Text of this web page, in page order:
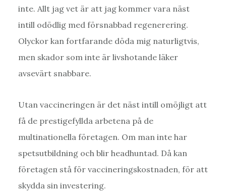
inte. Allt jag vet är att jag kommer vara näst
intill odödlig med försnabbad regenerering.
Olyckor kan fortfarande döda mig naturligtvis,
men skador som inte är livshotande läker
avsevärt snabbare.
Utan vaccineringen är det näst intill omöjligt att
få de prestigefyllda arbetena på de
multinationella företagen. Om man inte har
spetsutbildning och blir headhuntad. Då kan
företagen stå för vaccineringskostnaden, för att
skydda sin investering.